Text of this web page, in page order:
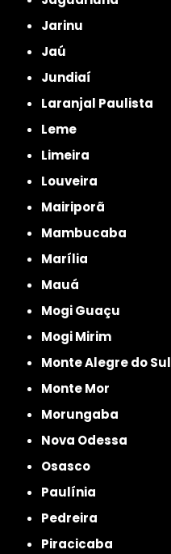
Jarinu
Jaú
Jundiaí
Laranjal Paulista
Leme
Limeira
Louveira
Mairiporã
Mambucaba
Marília
Mauá
Mogi Guaçu
Mogi Mirim
Monte Alegre do Sul
Monte Mor
Morungaba
Nova Odessa
Osasco
Paulínia
Pedreira
Piracicaba